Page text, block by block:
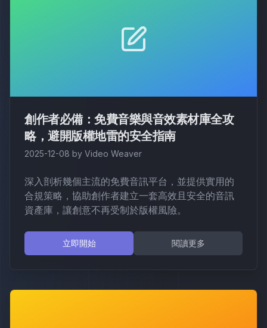
創作者必備：免費音樂與音效素材庫全攻
略，避開版權地雷的安全指南
2025-12-08 by Video Weaver
深入剖析幾個主流的免費音訊平台，並提供實用的
合規策略，協助創作者建立一套高效且安全的音訊
資產庫，讓創意不再受制於版權風險。
立即開始 閱讀更多